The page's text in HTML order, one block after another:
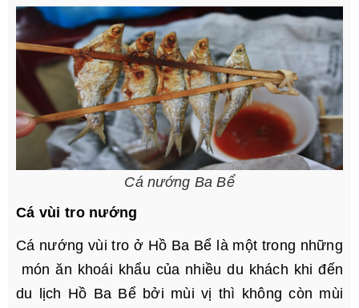
Cá nướng Ba Bể
Cá vùi tro nướng
Cá nướng vùi tro ở Hồ Ba Bể là một trong những
món ăn khoái khẩu của nhiều du khách khi đến
du lịch Hồ Ba Bể bởi mùi vị thì không còn mùi